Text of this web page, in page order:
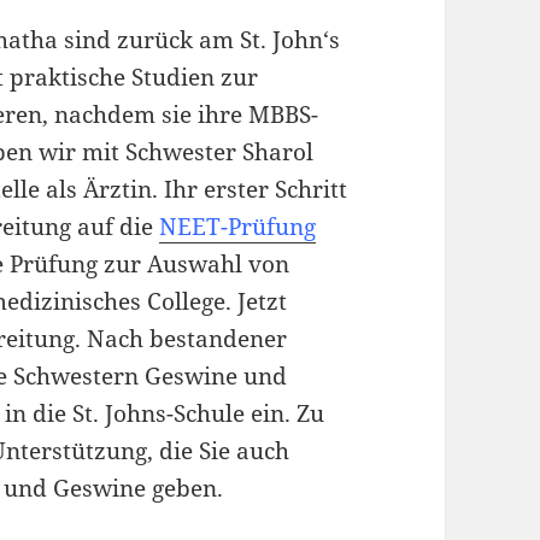
sind zurück am St. John‘s
praktische Studien zur
nachdem sie ihre MBBS-
wir mit Schwester Sharol
als Ärztin. Ihr erster Schritt
auf dieNEET-Prüfung
Prüfung zur Auswahl von
College. Jetzt
Nach bestandener
Geswine und
die St. Johns-Schule ein. Zu
die Sie auch
Geswine geben.